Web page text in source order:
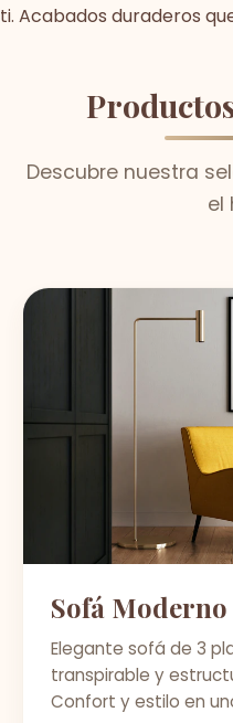
ti. Acabados duraderos
Descubre nuestra
el
Sofá Moderno
Elegante sofá de 3
transpirable y
Confort y estilo en